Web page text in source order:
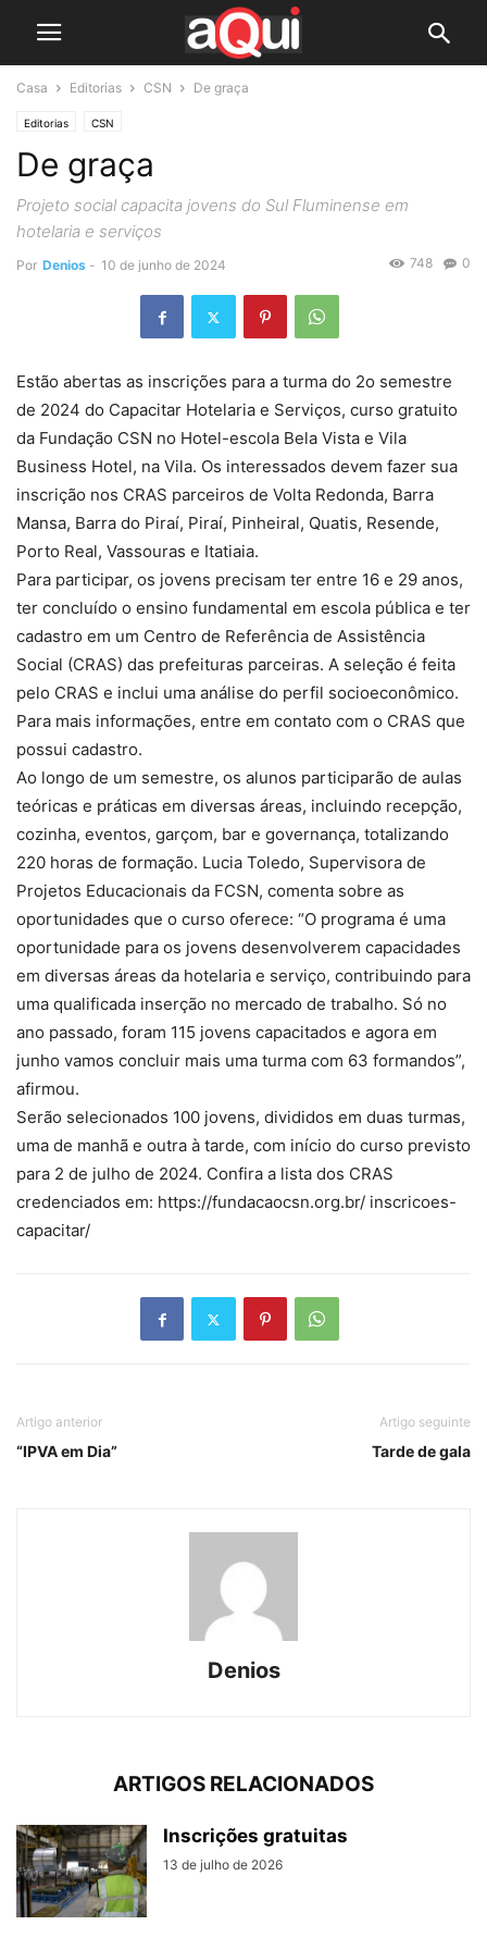
Casa Editorias CSN De graça
Editorias CSN
De graça
Projeto social capacita jovens do Sul Fluminense em
hotelaria e serviços
Por Denios - 10 de junho de 2024 0
748
Estão abertas as inscrições para a turma do 2o semestre
de 2024 do Capacitar Hotelaria e Serviços, curso gratuito
da Fundação CSN no Hotel-escola Bela Vista e Vila
Business Hotel, na Vila. Os interessados devem fazer sua
inscrição nos CRAS parceiros de Volta Redonda, Barra
Mansa, Barra do Piraí, Piraí, Pinheiral, Quatis, Resende,
Porto Real, Vassouras e Itatiaia.
Para participar, os jovens precisam ter entre 16 e 29 anos,
ter concluído o ensino fundamental em escola pública e ter
cadastro em um Centro de Referência de Assistência
Social (CRAS) das prefeituras parceiras. A seleção é feita
pelo CRAS e inclui uma análise do perfil socioeconômico.
Para mais informações, entre em contato com o CRAS que
possui cadastro.
Ao longo de um semestre, os alunos participarão de aulas
teóricas e práticas em diversas áreas, incluindo recepção,
cozinha, eventos, garçom, bar e governança, totalizando
220 horas de formação. Lucia Toledo, Supervisora de
Projetos Educacionais da FCSN, comenta sobre as
oportunidades que o curso oferece: “O programa é uma
oportunidade para os jovens desenvolverem capacidades
em diversas áreas da hotelaria e serviço, contribuindo para
uma qualificada inserção no mercado de trabalho. Só no
ano passado, foram 115 jovens capacitados e agora em
junho vamos concluir mais uma turma com 63 formandos”,
afirmou.
Serão selecionados 100 jovens, divididos em duas turmas,
uma de manhã e outra à tarde, com início do curso previsto
para 2 de julho de 2024. Confira a lista dos CRAS
credenciados em: https://fundacaocsn.org.br/ inscricoes-
capacitar/
Artigo anterior
“IPVA em Dia”
Artigo seguinte
Tarde de gala
Denios
ARTIGOS RELACIONADOS
Inscrições gratuitas
13 de julho de 2026